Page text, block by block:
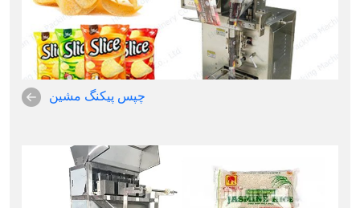
چپس پیکنگ مشین